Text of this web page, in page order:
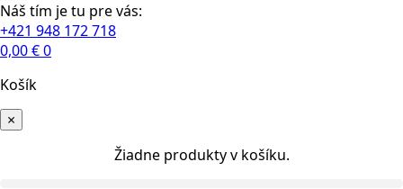
Náš tím je tu pre vás:
+421 948 172 718
0,00€0
Košík
×
Žiadne produkty v košíku.